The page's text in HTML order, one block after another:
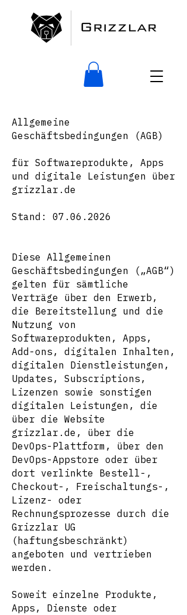
Allgemeine
Geschäftsbedingungen (AGB)
für Softwareprodukte, Apps
und digitale Leistungen über
grizzlar.de
Stand: 07.06.2026
Diese Allgemeinen
Geschäftsbedingungen („AGB“)
gelten für sämtliche
Verträge über den Erwerb,
die Bereitstellung und die
Nutzung von
Softwareprodukten, Apps,
Add-ons, digitalen Inhalten,
digitalen Dienstleistungen,
Updates, Subscriptions,
Lizenzen sowie sonstigen
digitalen Leistungen, die
über die Website
grizzlar.de, über die
DevOps-Plattform, über den
DevOps-Appstore oder über
dort verlinkte Bestell-,
Checkout-, Freischaltungs-,
Lizenz- oder
Rechnungsprozesse durch die
Grizzlar UG
(haftungsbeschränkt)
angeboten und vertrieben
werden.
Soweit einzelne Produkte,
Apps, Dienste oder